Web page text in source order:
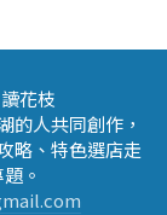
花枝
的人共同創作，
略、特色選店走
。